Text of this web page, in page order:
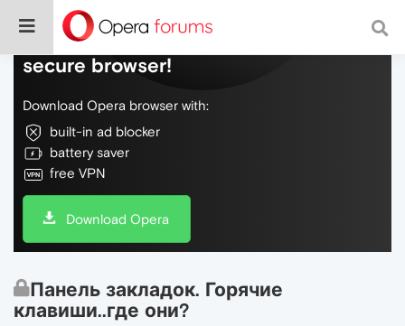
Do more on the web, with a fast and
secure browser!
Download Opera browser with:
built-in ad blocker
battery saver
free VPN
Download Opera
Панель закладок. Горячие
клавиши..где они?